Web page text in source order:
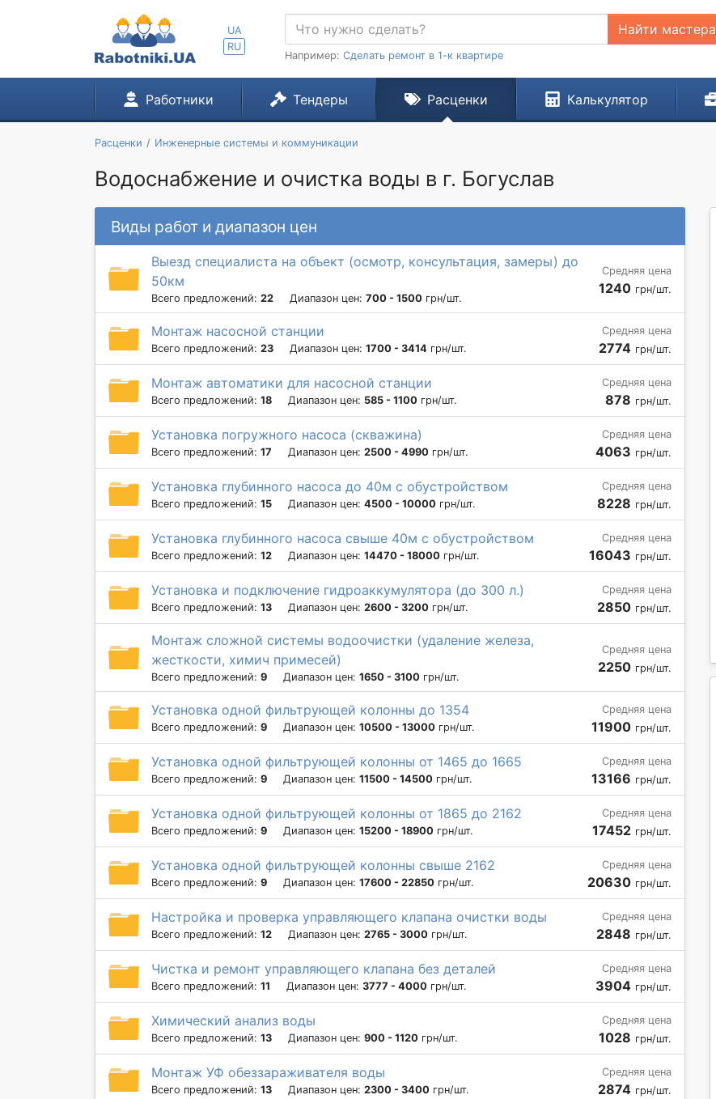
UA
RU
Найти мастера
Например: Сделать ремонт в 1-к квартире
Работники Тендеры Расценки Калькулятор
Расценки Инженерные системы и коммуникации
Водоснабжение и очистка воды в г. Богуслав
Виды работ и диапазон цен
Выезд специалиста на объект (осмотр, консультация, замеры) до
50км
Всего предложений: 22 Диапазон цен: 700 - 1500 грн/шт.
Средняя цена
1240 грн/шт.
Монтаж насосной станции
Всего предложений: 23 Диапазон цен: 1700 - 3414 грн/шт.
Средняя цена
2774 грн/шт.
Монтаж автоматики для насосной станции
Всего предложений: 18 Диапазон цен: 585 - 1100 грн/шт.
Средняя цена
878 грн/шт.
Установка погружного насоса (скважина)
Всего предложений: 17 Диапазон цен: 2500 - 4990 грн/шт.
Средняя цена
4063 грн/шт.
Установка глубинного насоса до 40м с обустройством
Всего предложений: 15 Диапазон цен: 4500 - 10000 грн/шт.
Средняя цена
8228 грн/шт.
Установка глубинного насоса свыше 40м с обустройством
Всего предложений: 12 Диапазон цен: 14470 - 18000 грн/шт.
Средняя цена
16043 грн/шт.
Установка и подключение гидроаккумулятора (до 300 л.)
Всего предложений: 13 Диапазон цен: 2600 - 3200 грн/шт.
Средняя цена
2850 грн/шт.
Монтаж сложной системы водоочистки (удаление железа,
жесткости, химич примесей)
Всего предложений: 9 Диапазон цен: 1650 - 3100 грн/шт.
Средняя цена
2250 грн/шт.
Установка одной фильтрующей колонны до 1354
Всего предложений: 9 Диапазон цен: 10500 - 13000 грн/шт.
Средняя цена
11900 грн/шт.
Установка одной фильтрующей колонны от 1465 до 1665
Всего предложений: 9 Диапазон цен: 11500 - 14500 грн/шт.
Средняя цена
13166 грн/шт.
Установка одной фильтрующей колонны от 1865 до 2162
Всего предложений: 9 Диапазон цен: 15200 - 18900 грн/шт.
Средняя цена
17452 грн/шт.
Установка одной фильтрующей колонны свыше 2162
Всего предложений: 9 Диапазон цен: 17600 - 22850 грн/шт.
Средняя цена
20630 грн/шт.
Настройка и проверка управляющего клапана очистки воды
Всего предложений: 12 Диапазон цен: 2765 - 3000 грн/шт.
Средняя цена
2848 грн/шт.
Чистка и ремонт управляющего клапана без деталей
Всего предложений: 11 Диапазон цен: 3777 - 4000 грн/шт.
Средняя цена
3904 грн/шт.
Химический анализ воды
Всего предложений: 13 Диапазон цен: 900 - 1120 грн/шт.
Средняя цена
1028 грн/шт.
Монтаж УФ обеззараживателя воды
Всего предложений: 13 Диапазон цен: 2300 - 3400 грн/шт.
Средняя цена
2874 грн/шт.